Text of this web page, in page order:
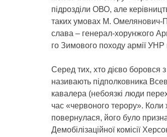
підрозділи ОВО, але
таких умовах М. Омелянович-
слава – генерал-хорунжого
го Зимового походу армії
Серед тих, хто дієво боровся
називають підполковника
кавалера (небоязкі люди
час «червоного терору». Коли
повернулася, його було
Демобілізаційної комісії